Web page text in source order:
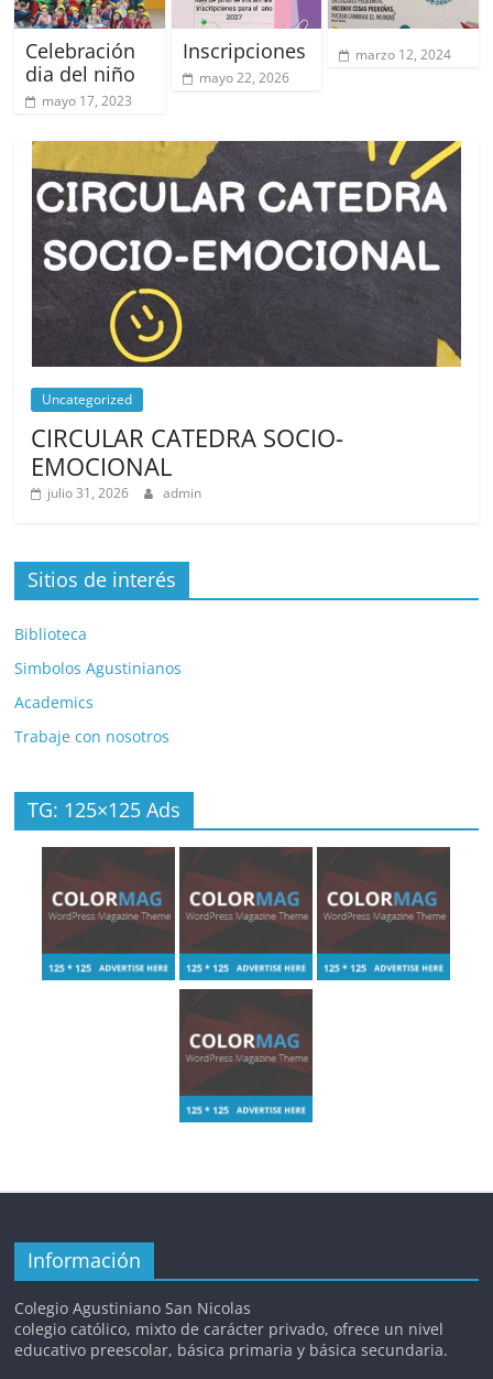
Celebración
dia del niño
mayo 17, 2023
Inscripciones
mayo 22, 2026
marzo 12, 2024
Uncategorized
CIRCULAR CATEDRA SOCIO-
EMOCIONAL
julio 31, 2026 admin
Sitios de interés
Biblioteca
Simbolos Agustinianos
Academics
Trabaje con nosotros
TG: 125×125 Ads
Información
Colegio Agustiniano San Nicolas
colegio católico, mixto de carácter privado, ofrece un nivel
educativo preescolar, básica primaria y básica secundaria.